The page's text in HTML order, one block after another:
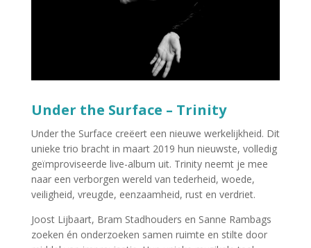
Under the Surface – Trinity
Under the Surface creëert een nieuwe werkelijkheid. Dit
unieke trio bracht in maart 2019 hun nieuwste, volledig
geïmproviseerde live-album uit. Trinity neemt je mee
naar een verborgen wereld van tederheid, woede,
veiligheid, vreugde, eenzaamheid, rust en verdriet.
Joost Lijbaart, Bram Stadhouders en Sanne Rambags
zoeken én onderzoeken samen ruimte en stilte door